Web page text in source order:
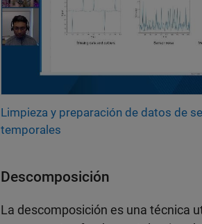
Limpieza y preparación de datos de
temporales
Descomposición
La descomposición es una técnica